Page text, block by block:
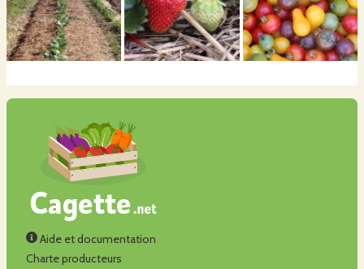
Aide et documentation
Charte producteurs